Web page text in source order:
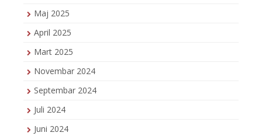
Maj 2025
April 2025
Mart 2025
Novembar 2024
Septembar 2024
Juli 2024
Juni 2024